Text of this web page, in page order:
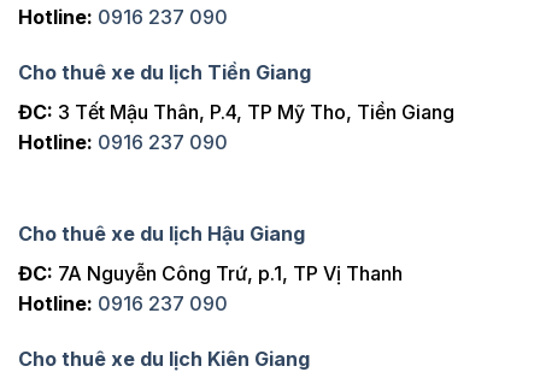
Hotline: 0916 237 090
Cho thuê xe du lịch Tiền Giang
ĐC: 3 Tết Mậu Thân, P.4, TP Mỹ Tho, Tiền Giang
Hotline: 0916 237 090
Cho thuê xe du lịch Hậu Giang
ĐC: 7A Nguyễn Công Trứ, p.1, TP Vị Thanh
Hotline: 0916 237 090
Cho thuê xe du lịch Kiên Giang